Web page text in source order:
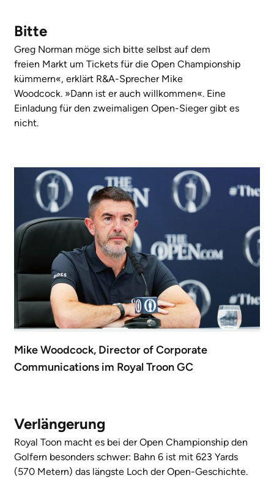
Bitte
Greg Norman möge sich bitte selbst auf dem
freien Markt um Tickets für die Open Championship
kümmern«, erklärt R&A-Sprecher Mike
Woodcock. »Dann ist er auch willkommen«. Eine
Einladung für den zweimaligen Open-Sieger gibt es
nicht.
Mike Woodcock, Director of Corporate
Communications im Royal Troon GC
Verlängerung
Royal Toon macht es bei der Open Championship den
Golfern besonders schwer: Bahn 6 ist mit 623 Yards
(570 Metern) das längste Loch der Open-Geschichte.